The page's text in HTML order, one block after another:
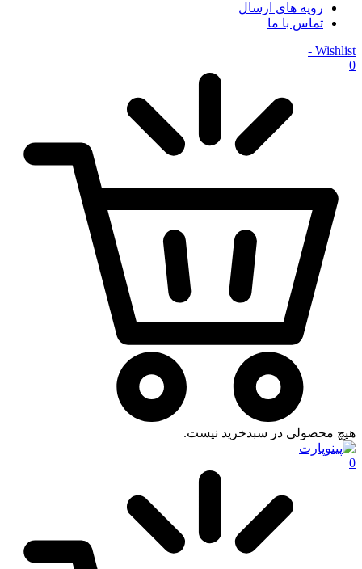
رویه های ارسال
تماس با ما
Wishlist -
0
هیچ محصولی در سبدخرید نیست.
0